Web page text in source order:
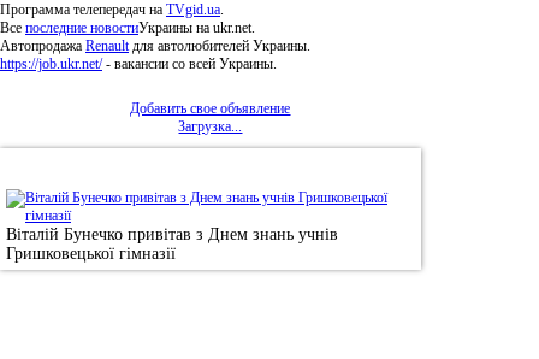
Программа телепередач на TVgid.ua.
Все последние новостиУкраины на ukr.net.
Автопродажа Renaultдля автолюбителей Украины.
https://job.ukr.net/- вакансии со всей Украины.
Добавить свое объявление
Загрузка...
Віталій Бунечко привітав з Днем знань учнів
Гришковецької гімназії